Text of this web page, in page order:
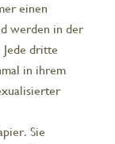
einen
werden in der
dritte
in ihrem
Sie